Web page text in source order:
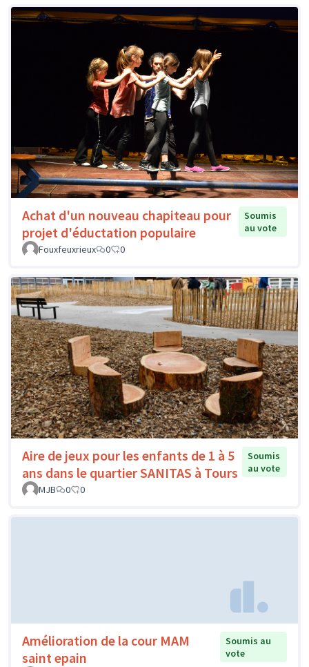
Achat d'un nouveau chapiteau pour
projet d'éductation populaire
Soumis
au vote
Fouxfeuxrieux
0 0
Aire de jeux pour les enfants de 1 à 5
ans dans le quartier SANITAS à Tours
Soumis
au vote
MJB
0 0
Amélioration de la cour MAM
saint epain
Soumis au
vote